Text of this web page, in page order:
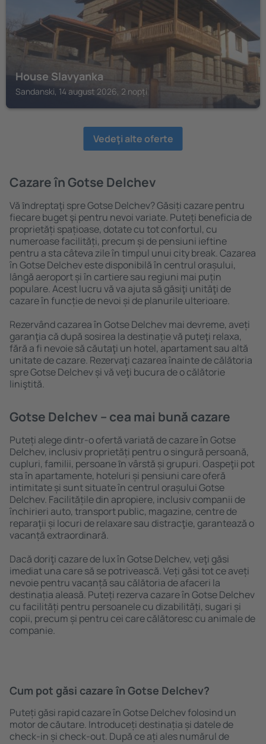
House Slavyanka
Sandanski, 14 august 2026, 2 nopți
Vedeţi alte oferte
Cazare în Gotse Delchev
Vă ȋndreptaţi spre Gotse Delchev? Găsiți cazare pentru
fiecare buget şi pentru nevoi variate. Puteți beneficia de
proprietăți spațioase, dotate cu tot confortul, cu
numeroase facilități, precum și de pensiuni ieftine
pentru a sta câteva zile în timpul unui city break. Cazarea
în Gotse Delchev este disponibilă în centrul orașului,
lângă aeroport și în cartiere sau regiuni mai puțin
populare. Acest lucru vă va ajuta să găsiţi unităţi de
cazare în funcție de nevoi și de planurile ulterioare.
Rezervând cazarea în Gotse Delchev mai devreme, aveți
garanţia că după sosirea la destinație vă puteţi relaxa,
fără a fi nevoie să căutaţi un hotel, apartament sau altă
unitate de cazare. Rezervaţi cazarea înainte de călătoria
spre Gotse Delchev și vă veţi bucura de o călătorie
liniştită.
Gotse Delchev – cea mai bună cazare
Puteți alege dintr-o ofertă variată de cazare în Gotse
Delchev, inclusiv proprietăți pentru o singură persoană,
cupluri, familii, persoane ȋn vârstă și grupuri. Oaspeţii pot
sta în apartamente, hoteluri și pensiuni care oferă
intimitate și sunt situate în centrul orașului Gotse
Delchev. Facilitățile din apropiere, inclusiv companii de
închirieri auto, transport public, magazine, centre de
reparaţii și locuri de relaxare sau distracţie, garantează o
vacanță extraordinară.
Dacă doriţi cazare de lux în Gotse Delchev, veţi găsi
imediat una care să se potrivească. Veți găsi tot ce aveți
nevoie pentru vacanță sau călătoria de afaceri la
destinația aleasă. Puteți rezerva cazare în Gotse Delchev
cu facilități pentru persoanele cu dizabilități, sugari și
copii, precum și pentru cei care călătoresc cu animale de
companie.
Cum pot găsi cazare în Gotse Delchev?
Puteți găsi rapid cazare în Gotse Delchev folosind un
motor de căutare. Introduceți destinația și datele de
check-in și check-out. După ce ați ales numărul de